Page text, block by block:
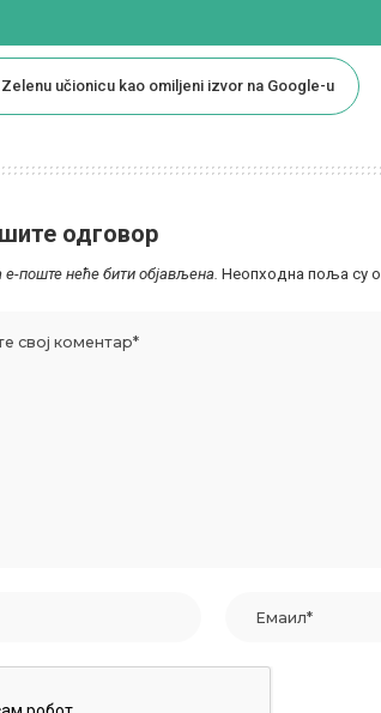
učionicu kao omiljeni izvor na Google-u
одговор
поште неће бити објављена. Неопходна поља су